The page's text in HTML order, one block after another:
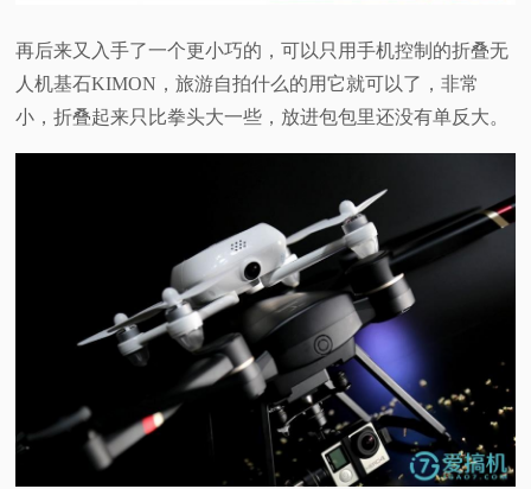
再后来又入手了一个更小巧的，可以只用手机控制的折叠无
人机基石KIMON ，旅游自拍什么的用它就可以了，非常
小，折叠起来只比拳头大一些，放进包包里还没有单反大。